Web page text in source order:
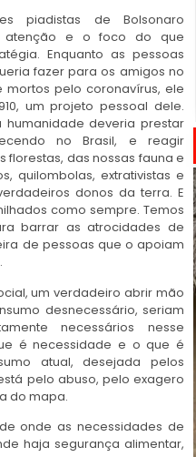
piadistas de Bolsonaro
atenção e o foco do que
Enquanto as pessoas
fazer para os amigos no
pelo coronavírus, ele
um projeto pessoal dele.
deveria prestar
no Brasil, e reagir
das nossas fauna e
quilombolas, extrativistas e
donos da terra. E
como sempre. Temos
barrar as atrocidades de
de pessoas que o apoiam
um verdadeiro abrir mão
desnecessário, seriam
necessários nesse
é necessidade e o que é
atual, desejada pelos
pelo abuso, pelo exagero
do mapa.
onde as necessidades de
haja segurança alimentar,